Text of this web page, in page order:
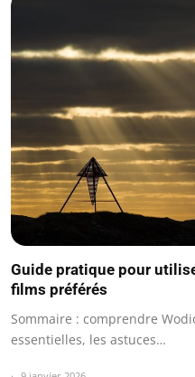
Guide pratique pour
films préférés
Sommaire : comprendre
essentielles, les astuces…